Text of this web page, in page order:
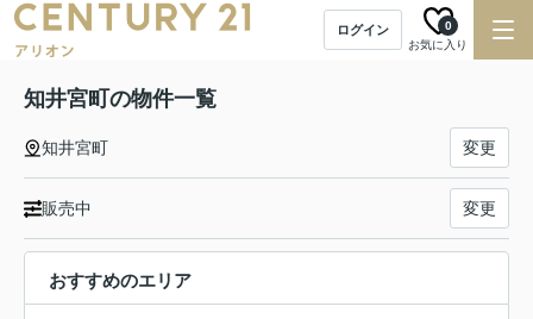
ログイン
お気に入り
0
知井宮町の物件一覧
知井宮町 変更
販売中 変更
おすすめのエリア